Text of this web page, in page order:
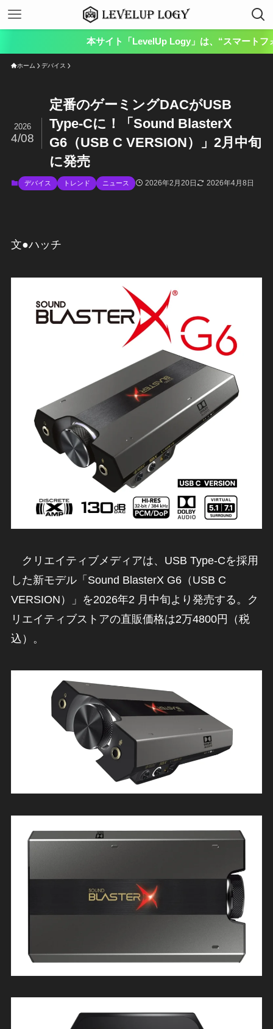
本サイト「LevelUp Logy」は、“スマートフォンやパソコ
ホーム デバイス
定番のゲーミングDACがUSB
Type-Cに！「Sound BlasterX
G6（USB C VERSION）」2月中旬
に発売
2026
4/08
デバイス トレンド ニュース 2026年2月20日 2026年4月8日
文●ハッチ
クリエイティブメディアは、USB Type-Cを採用
した新モデル「Sound BlasterX G6（USB C
VERSION）」を2026年2 月中旬より発売する。ク
リエイティブストアの直販価格は2万4800円（税
込）。